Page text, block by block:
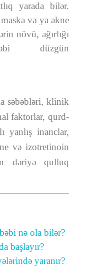
yarada bilər.
və ya akne
növü, ağırlığı
düzgün
səbəbləri, klinik
faktorlar, qurd-
yanlış inanclar,
və izotretinoin
dəriyə qulluq
nə ola bilər?
başlayır?
yaranır?